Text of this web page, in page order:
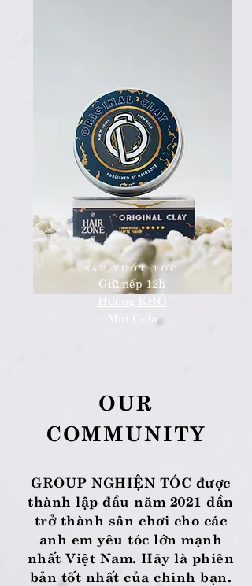
SÁP VUỐT TÓC
Giữ nếp 12h
​Hướng KHÔ
Mùi Cola
OUR
COMMUNITY
GROUP NGHIỆN TÓC được
thành lập đầu năm 2021 dần
trở thành sân chơi cho các
anh em yêu tóc lớn mạnh
nhất Việt Nam. Hãy là phiên
bản tốt nhất của chính bạn.